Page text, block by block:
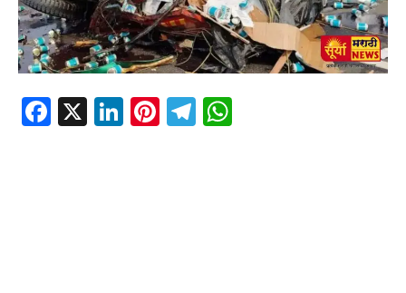
Facebook
X LinkedIn
Pinterest
Telegram